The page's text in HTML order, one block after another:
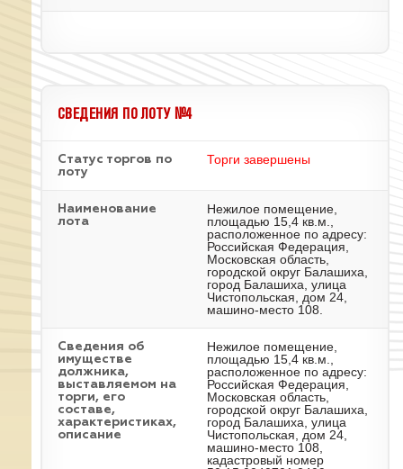
СВЕДЕНИЯ ПО ЛОТУ №4
Статус торгов по
лоту
Торги завершены
Наименование
лота
Нежилое помещение,
площадью 15,4 кв.м.,
расположенное по адресу:
Российская Федерация,
Московская область,
городской округ Балашиха,
город Балашиха, улица
Чистопольская, дом 24,
машино-место 108.
Cведения об
имуществе
должника,
выставляемом на
торги, его
составе,
характеристиках,
описание
Нежилое помещение,
площадью 15,4 кв.м.,
расположенное по адресу:
Российская Федерация,
Московская область,
городской округ Балашиха,
город Балашиха, улица
Чистопольская, дом 24,
машино-место 108,
кадастровый номер